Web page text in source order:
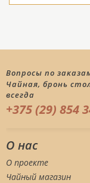
Вопросы по
Чайная, бронь
всегда
+375 (29) 854
О нас
О проекте
Чайный магазин